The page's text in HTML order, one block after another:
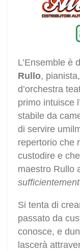
L’Ensemble è
Rullo,
d’orchestra
primo intuisce
stabile da
di servire
repertorio che
custodire e
maestro Rullo
Si tenta di
passato da
conosce, e
lascerà